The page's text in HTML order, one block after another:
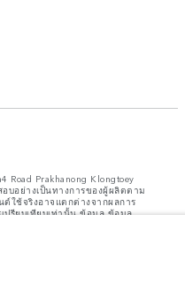
Road Prakhanong Klongtoey
บอย่างเป็นทางการของผู้ผลิตตาม
ช้จริงอาจแตกต่างจากผลการ
ปรียบเทียบเท่านั้น ข้อมูล ข้อมูล